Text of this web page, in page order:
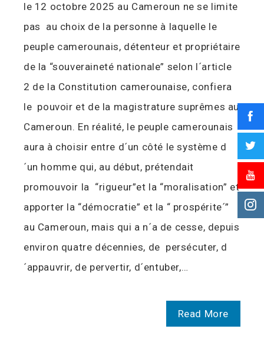
le 12 octobre 2025 au Cameroun ne se limite
pas au choix de la personne à laquelle le
peuple camerounais, détenteur et propriétaire
de la “souveraineté nationale” selon l´article
2 de la Constitution camerounaise, confiera
le pouvoir et de la magistrature suprêmes au
Cameroun. En réalité, le peuple camerounais
aura à choisir entre d´un côté le système d
´un homme qui, au début, prétendait
promouvoir la “rigueur”et la “moralisation” et
apporter la “démocratie” et la “ prospérite´”
au Cameroun, mais qui a n´a de cesse, depuis
environ quatre décennies, de persécuter, d
´appauvrir, de pervertir, d´entuber,…
Read More